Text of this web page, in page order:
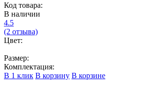
Код товара:
В наличии
4.5
(2 отзыва)
Цвет:
Размер:
Комплектация:
В 1 клик В корзину В корзине